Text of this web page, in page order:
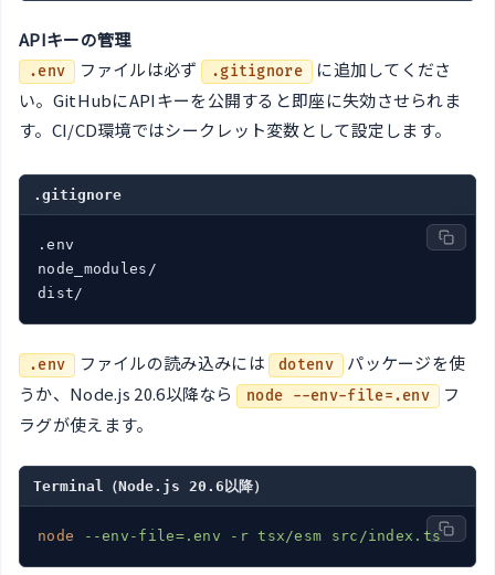
APIキーの管理
.env ファイルは必ず .gitignore に追加してくださ
い。GitHubにAPIキーを公開すると即座に失効させられま
す。CI/CD環境ではシークレット変数として設定します。
.gitignore
.env
node_modules/
dist/
.env ファイルの読み込みには dotenv パッケージを使
うか、Node.js 20.6以降なら
node --env-file=.env
フ
ラグが使えます。
Terminal（Node.js 20.6以降）
node --env-file=.env -r tsx/esm src/index.ts